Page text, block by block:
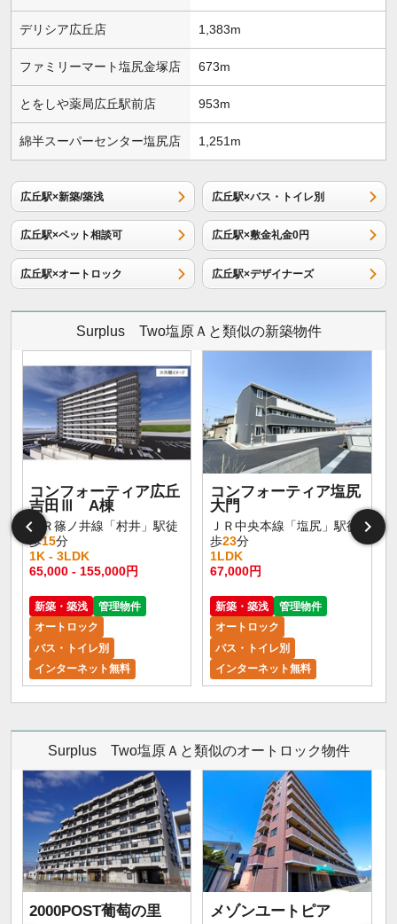
デリシア広丘店 1,383m
ファミリーマート塩尻金塚店 673m
とをしや薬局広丘駅前店 953m
綿半スーパーセンター塩尻店 1,251m
広丘駅×新築/築浅 広丘駅×バス・トイレ別
広丘駅×ペット相談可 広丘駅×敷金礼金0円
広丘駅×オートロック 広丘駅×デザイナーズ
Surplus Two塩原Ａと類似の新築物件
コンフォーティア広丘
吉田Ⅲ A棟
ＪＲ篠ノ井線「村井」駅徒
歩15分
1K - 3LDK
65,000 - 155,000円
新築・築浅
管理物件
オートロック
バス・トイレ別
インターネット無料
コンフォーティア塩尻
大門
ＪＲ中央本線「塩尻」駅徒
歩23分
1LDK
67,000円
新築・築浅
管理物件
オートロック
バス・トイレ別
インターネット無料
Surplus Two塩原Ａと類似のオートロック物件
2000POST葡萄の里 メゾンユートピア